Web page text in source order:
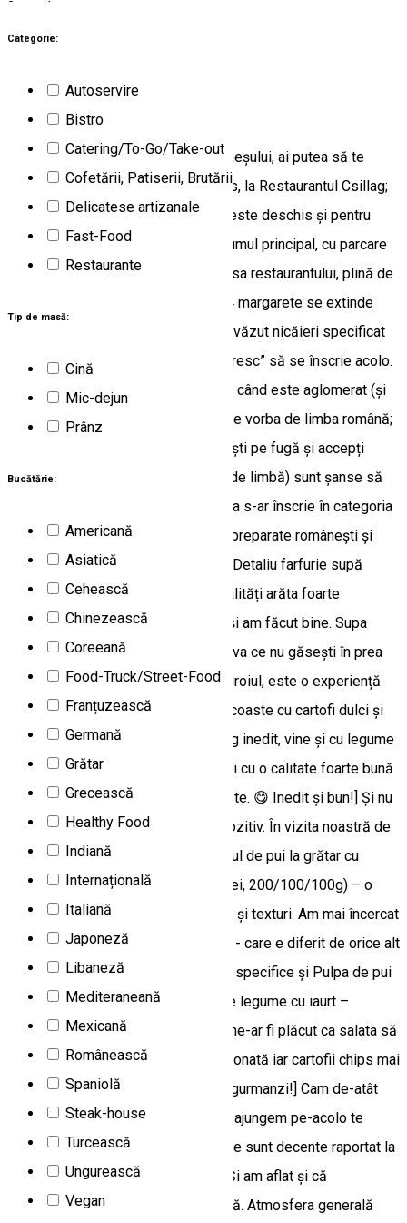
Categorie:
Autoservire
Bistro
Catering/To-Go/Take-out
Cofetării, Patiserii, Brutării
Delicatese artizanale
Fast-Food
Restaurante
Tip de masă:
Cină
Mic-dejun
Prânz
Bucătărie:
Americană
Asiatică
Cehească
Chinezească
Coreeană
Food-Truck/Street-Food
Franțuzească
Germană
Grătar
Grecească
Healthy Food
Indiană
Internațională
Italiană
Japoneză
Libaneză
Mediteraneană
Mexicană
Românească
Spaniolă
Steak-house
Turcească
Ungurească
Vegan
2
rezultate
Lunca de Jos (HR)
Csillag
Dacă ești pe DN 12A pe Valea Ghimeșului, ai putea să te
oprești pentru masă în Lunca de Jos, la Restaurantul Csillag;
este restaurantul unei pensiuni dar este deschis și pentru
clienții necazați. Plasat exact pe drumul principal, cu parcare
încăpătoare și terasă drăguță. [Terasa restaurantului, plină de
verde. 😍] Clasificarea pensiunii la 4 margarete se extinde
probabil tacit și la restaurant; nu am văzut nicăieri specificat
acest detaliu dar preparatele „își doresc” să se înscrie acolo.
Servirea cam „șchioapătă”, mai ales când este aglomerat (și
cam este...) și din păcate și când vine vorba de limba română;
dacă însă ai un pic de răbdare (nu ești pe fugă și accepți
micile dificultăți ridicate de bariera de limbă) sunt șanse să
pleci cu o amintire plăcută. Bucătăria s-ar înscrie în categoria
„internațional” dar meniul include și preparate românești și
ungurești; multinațional 🙂 și variat. [Detaliu farfurie supă
cremă de usturoi.] Pagina de specialități arăta foarte
atrăgător, așa că ne-am oprit la ea; și am făcut bine. Supa
cremă de usturoi (15 lei, 250g) e ceva ce nu găsești în prea
multe meniuri iar dacă nu urăști usturoiul, este o experiență
plăcută pentru papile. Coșulețul de coaste cu cartofi dulci și
zucchini la grătar, pe lângă un plating inedit, vine și cu legume
asociate cum nu prea e „standard” și cu o calitate foarte bună
(35 lei, 350/350g). [Coşuleţ de coaste. 😋 Inedit şi bun!] Și nu
doar specialitățile ne-au surprins pozitiv. În vizita noastră de
documentare ne-a plăcut mult pieptul de pui la grătar cu
mozzarella și legume la grătar (23 lei, 200/100/100g) – o
combinație foarte plăcută de arome și texturi. Am mai încercat
și Gulașul ceangăiesc (15 lei, 400g) - care e diferit de orice alt
gulaș gustat anterior, cu ingrediente specifice și Pulpa de pui
la grătar cu cartofi chips și salată de legume cu iaurt –
gustoasă, plăcut condimentată dar ne-ar fi plăcut ca salata să
fie un pic mai mare și mai bine asezonată iar cartofii chips mai
crocanți. [Gulaş ceangăiesc. Pentru gurmanzi!] Cam de-atât
ne-au ținut curelele 😀 dar când mai ajungem pe-acolo te
ținem la curent cu noutățile. Prețurile sunt decente raportat la
calitatea și cantitatea preparatelor. Și am aflat și că
brânzeturile vin de la o fabrică locală. Atmosfera generală